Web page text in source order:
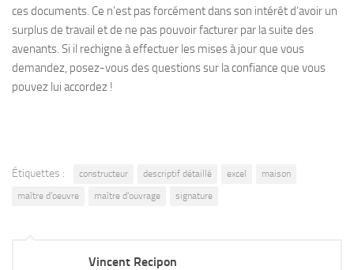
ces documents. Ce n’est pas forcément dans son intérêt d’avoir un
surplus de travail et de ne pas pouvoir facturer par la suite des
avenants. Si il rechigne à effectuer les mises à jour que vous
demandez, posez-vous des questions sur la confiance que vous
pouvez lui accordez !
Étiquettes : constructeur descriptif détaillé excel
maison
maître d'oeuvre
maître d'ouvrage signature
Vincent Recipon